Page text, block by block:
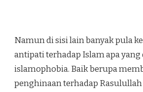
Namun di sisi lain banyak pula
antipati terhadap Islam apa
islamophobia. Baik berupa
penghinaan terhadap